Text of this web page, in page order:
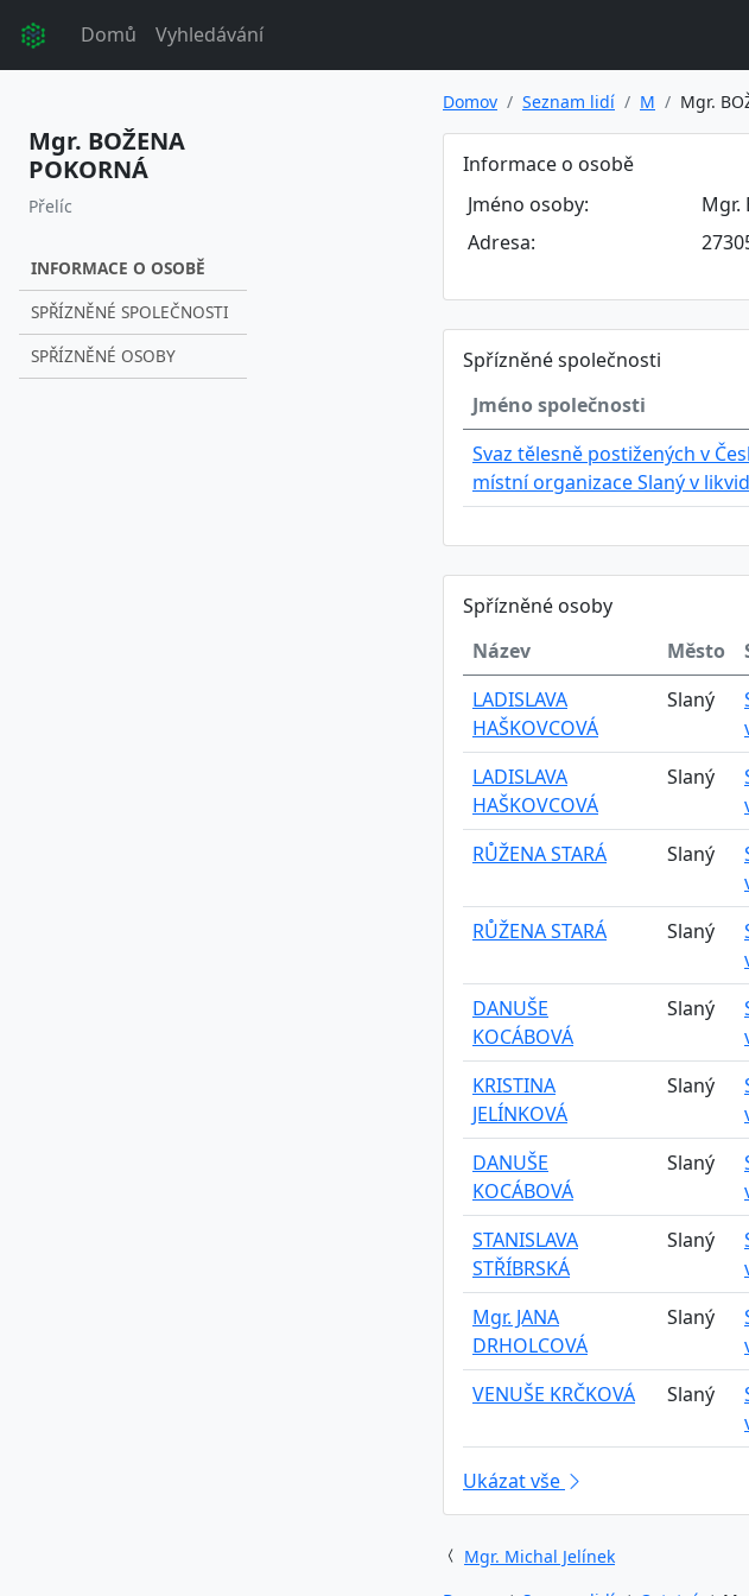
Domů Vyhledávání
Mgr. BOŽENA
POKORNÁ
Přelíc
INFORMACE O OSOBĚ
SPŘÍZNĚNÉ SPOLEČNOSTI
SPŘÍZNĚNÉ OSOBY
Domov Seznam lidí M Mgr.
Informace o osobě
Jméno osoby:
Mgr.
Adresa:
Spřízněné společnosti
Jméno společnosti
Svaz tělesně postižených v
místní organizace Slaný v
Spřízněné osoby
Název
Město
LADISLAVA
HAŠKOVCOVÁ
Slaný
LADISLAVA
HAŠKOVCOVÁ
Slaný
RŮŽENA STARÁ
Slaný
RŮŽENA STARÁ
Slaný
DANUŠE
KOCÁBOVÁ
Slaný
KRISTINA
JELÍNKOVÁ
Slaný
DANUŠE
KOCÁBOVÁ
Slaný
STANISLAVA
STŘÍBRSKÁ
Slaný
Mgr. JANA
DRHOLCOVÁ
Slaný
VENUŠE KRČKOVÁ
Slaný
Ukázat vše
Mgr. Michal Jelínek